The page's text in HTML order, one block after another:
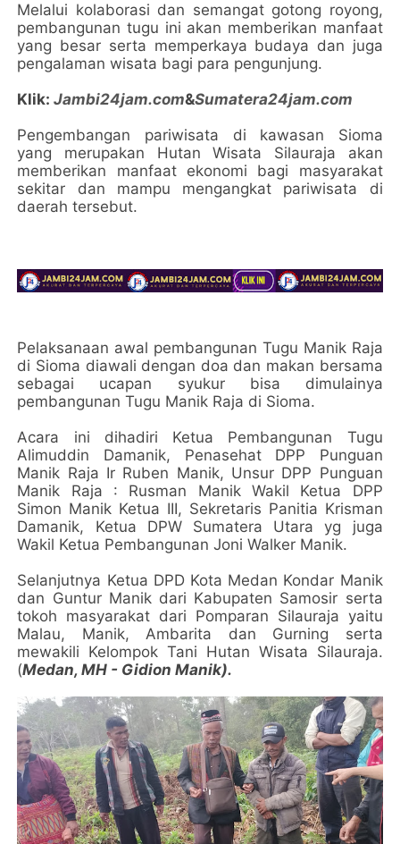
Melalui kolaborasi dan semangat gotong royong,
pembangunan tugu ini akan memberikan manfaat
yang besar serta memperkaya budaya dan juga
pengalaman wisata bagi para pengunjung.
Klik:Jambi24jam.com&Sumatera24jam.com
Pengembangan pariwisata di kawasan Sioma
yang merupakan Hutan Wisata Silauraja akan
memberikan manfaat ekonomi bagi masyarakat
sekitar dan mampu mengangkat pariwisata di
daerah tersebut.
Pelaksanaan awal pembangunan Tugu Manik Raja
di Sioma diawali dengan doa dan makan bersama
sebagai ucapan syukur bisa dimulainya
pembangunan Tugu Manik Raja di Sioma.
Acara ini dihadiri Ketua Pembangunan Tugu
Alimuddin Damanik, Penasehat DPP Punguan
Manik Raja Ir Ruben Manik, Unsur DPP Punguan
Manik Raja : Rusman Manik Wakil Ketua DPP
Simon Manik Ketua III, Sekretaris Panitia Krisman
Damanik, Ketua DPW Sumatera Utara yg juga
Wakil Ketua Pembangunan Joni Walker Manik.
Selanjutnya Ketua DPD Kota Medan Kondar Manik
dan Guntur Manik dari Kabupaten Samosir serta
tokoh masyarakat dari Pomparan Silauraja yaitu
Malau, Manik, Ambarita dan Gurning serta
mewakili Kelompok Tani Hutan Wisata Silauraja.
(Medan, MH - Gidion Manik).